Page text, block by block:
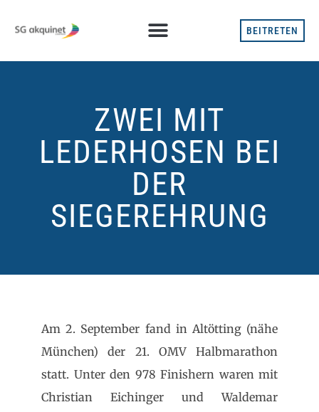
BEITRETEN
ZWEI MIT
LEDERHOSEN BEI
DER
SIEGEREHRUNG
Am 2. September fand in Altötting (nähe
München) der 21. OMV Halbmarathon
statt. Unter den 978 Finishern waren mit
Christian Eichinger und Waldemar